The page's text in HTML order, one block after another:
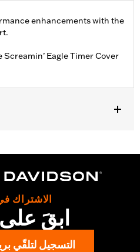
enhancements with the
Eagle Timer Cover
Timer Cover Base
الاشتراك
ابقَ
التسجيل لتلقّي